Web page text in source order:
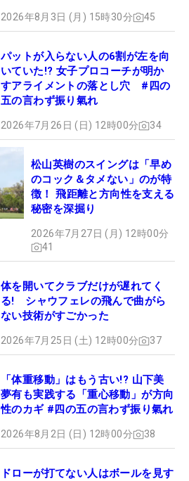
2026年8月3日 (月) 15時30分 45
パットが入らない人の6割が左を向
いていた!? 女子プロコーチが明か
すアライメントの落とし穴 #四の
五の言わず振り氣れ
2026年7月26日 (日) 12時00分 34
松山英樹のスイングは「早め
のコック＆タメない」のが特
徴！ 飛距離と方向性を支える
秘密を深掘り
2026年7月27日 (月) 12時00分
41
体を開いてクラブだけが遅れてく
る! シャウフェレの飛んで曲がら
ない技術がすごかった
2026年7月25日 (土) 12時00分 37
「体重移動」はもう古い!? 山下美
夢有も実践する「重心移動」が方向
性のカギ #四の五の言わず振り氣れ
2026年8月2日 (日) 12時00分 38
ドローが打てない人はボールを見す